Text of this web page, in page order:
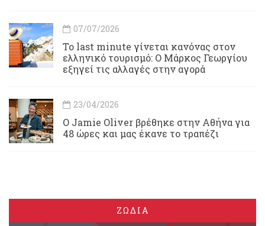
07/07/2026
Το last minute γίνεται κανόνας στον
ελληνικό τουρισμό: Ο Μάρκος Γεωργίου
εξηγεί τις αλλαγές στην αγορά
23/04/2026
Ο Jamie Oliver βρέθηκε στην Αθήνα για
48 ώρες και μας έκανε το τραπέζι
ΖΩΔΙΑ